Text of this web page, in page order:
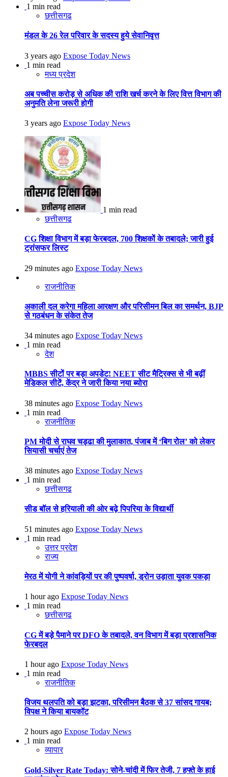
1 min read
छत्तीसगढ
मंडल के 26 रेल परिवार के सदस्य हुये सेवानिवृत्त
3 years ago Expose Today News
1 min read
मध्य प्रदेश
अब पच्चीस करोड़ से अधिक की राशि खर्च करने के लिए वित्त विभाग की
अनुमति लेना जरूरी होगी
3 years ago Expose Today News
1 min read
छत्तीसगढ
CG शिक्षा विभाग में बड़ा फेरबदल, 700 शिक्षकों के तबादले; जारी हुई
ट्रांसफर लिस्ट
29 minutes ago Expose Today News
राजनीतिक
अकाली दल करेगा महिला आरक्षण और परिसीमन बिल का समर्थन, BJP
से गठबंधन के संकेत तेज
34 minutes ago Expose Today News
1 min read
देश
MBBS सीटों पर बड़ा अपडेट! NEET सीट मैट्रिक्स से भी बढ़ीं
मेडिकल सीटें, केंद्र ने जारी किया नया ब्योरा
38 minutes ago Expose Today News
1 min read
राजनीतिक
PM मोदी से राघव चड्ढा की मुलाकात, पंजाब में ‘बिग रोल’ को लेकर
सियासी चर्चाएं तेज
38 minutes ago Expose Today News
1 min read
छत्तीसगढ
सीड बॉल से हरियाली की ओर बढ़े पिपरिया के विद्यार्थी
51 minutes ago Expose Today News
1 min read
उत्तर प्रदेश
राज्य
मेरठ में योगी ने कांवड़ियों पर की पुष्पवर्षा, ड्रोन उड़ाता युवक पकड़ा
1 hour ago Expose Today News
1 min read
छत्तीसगढ
CG में बड़े पैमाने पर DFO के तबादले, वन विभाग में बड़ा प्रशासनिक
फेरबदल
1 hour ago Expose Today News
1 min read
राजनीतिक
विजय थलपति को बड़ा झटका, परिसीमन बैठक से 37 सांसद गायब;
विपक्ष ने किया बायकॉट
2 hours ago Expose Today News
1 min read
व्यापार
Gold-Silver Rate Today: सोने-चांदी में फिर तेजी, 7 हफ्ते के हाई